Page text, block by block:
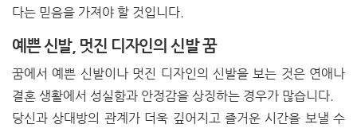
다는 믿음을 가져야 할 것입니다.
예쁜 신발, 멋진 디자인의 신발 꿈
꿈에서 예쁜 신발이나 멋진 디자인의 신발을 보는 것은 연애나
결혼 생활에서 성실함과 안정감을 상징하는 경우가 많습니다.
당신과 상대방의 관계가 더욱 깊어지고 즐거운 시간을 보낼 수